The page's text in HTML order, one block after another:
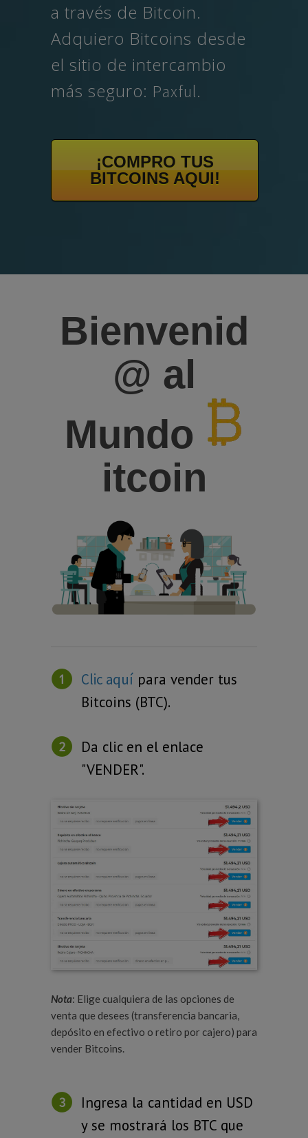
a través de Bitcoin.
Adquiero Bitcoins desde
el sitio de intercambio
más seguro: Paxful.
¡COMPRO TUS
BITCOINS AQUI!
Bienvenid
@ al
Mundo
itcoin
Clic aquí para vender tus
Bitcoins (BTC).
Da clic en el enlace
"VENDER".
Nota: Elige cualquiera de las opciones de
venta que desees (transferencia bancaria,
depósito en efectivo o retiro por cajero) para
vender Bitcoins.
Ingresa la cantidad en USD
y se mostrará los BTC que